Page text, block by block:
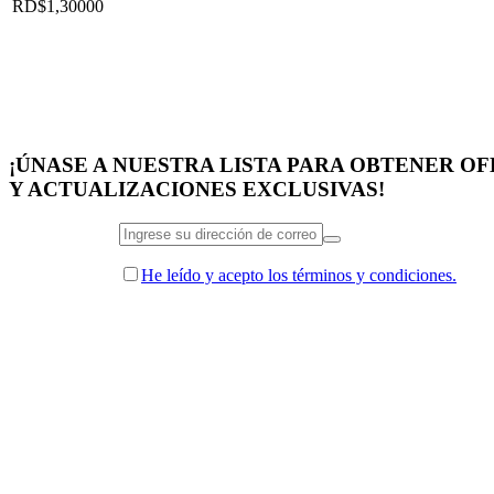
RD$1,30000
¡ÚNASE A NUESTRA LISTA PARA OBTENER
Y ACTUALIZACIONES EXCLUSIVAS!
He leído y acepto los términos y condiciones.